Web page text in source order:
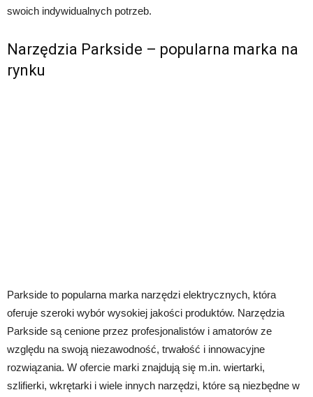
swoich indywidualnych potrzeb.
Narzędzia Parkside – popularna marka na
rynku
Parkside to popularna marka narzędzi elektrycznych, która
oferuje szeroki wybór wysokiej jakości produktów. Narzędzia
Parkside są cenione przez profesjonalistów i amatorów ze
względu na swoją niezawodność, trwałość i innowacyjne
rozwiązania. W ofercie marki znajdują się m.in. wiertarki,
szlifierki, wkrętarki i wiele innych narzędzi, które są niezbędne w